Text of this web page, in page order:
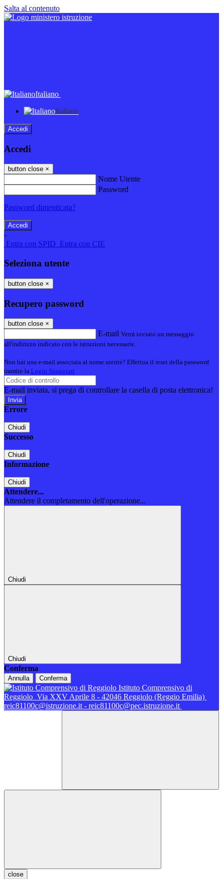
Salta al contenuto
Italiano
Italiano
Accedi
Accedi
button close ×
Nome Utente
Password
Password dimenticata?
-
Entra con SPID Entra con CIE
Seleziona utente
button close ×
Recupero password
button close ×
E-mail Verrà inviato un messaggio
all'indirizzo indicato con le istruzioni necessarie.
Non hai una e-mail associata al nome utente? Effettua il reset della password
tramite la Login Spaggiari
E-mail inviata, si prega di controllare la casella di posta elettronica!
Errore
Chiudi
Successo
Chiudi
Informazione
Chiudi
Attendere...
Attendere il completamento dell'operazione...
Chiudi
Chiudi
Conferma
Annulla Conferma
Istituto Comprensivo di
Reggiolo Via XXV Aprile 8 - 42046 Reggiolo (Reggio Emilia)
reic81100c@istruzione.it - reic81100c@pec.istruzione.it
close